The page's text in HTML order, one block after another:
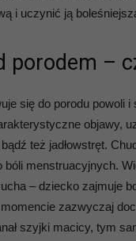
i uczynić ją
porodem –
się do porodu
objawy,
też jadłowstręt.
bóli menstruacyjnych.
– dziecko zajmuje
momencie zazwyczaj
szyjki macicy, tym